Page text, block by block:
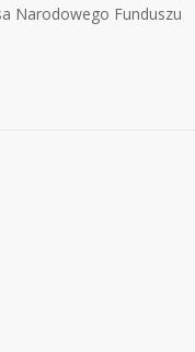
Narodowego Funduszu